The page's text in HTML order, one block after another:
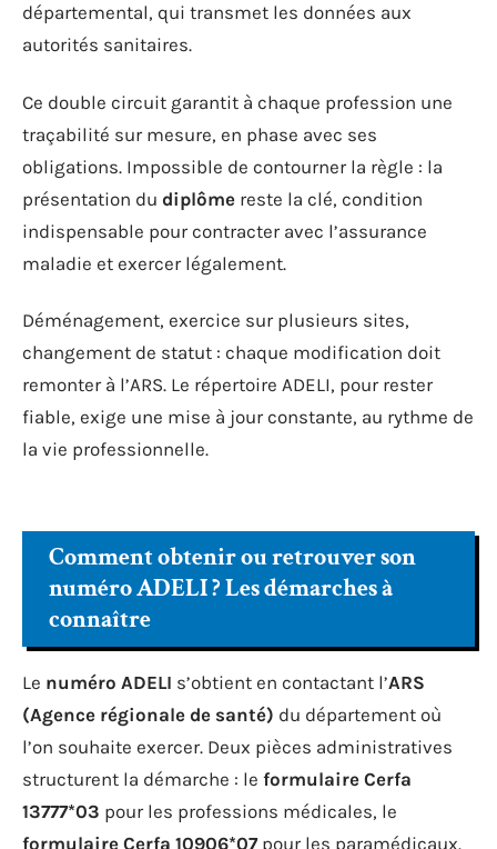
départemental, qui transmet les données aux
autorités sanitaires.
Ce double circuit garantit à chaque profession une
traçabilité sur mesure, en phase avec ses
obligations. Impossible de contourner la règle : la
présentation du diplôme reste la clé, condition
indispensable pour contracter avec l’assurance
maladie et exercer légalement.
Déménagement, exercice sur plusieurs sites,
changement de statut : chaque modification doit
remonter à l’ARS. Le répertoire ADELI, pour rester
fiable, exige une mise à jour constante, au rythme de
la vie professionnelle.
Comment obtenir ou retrouver son
numéro ADELI ? Les démarches à
connaître
Le numéro ADELI s’obtient en contactant l’ARS
(Agence régionale de santé) du département où
l’on souhaite exercer. Deux pièces administratives
structurent la démarche : le formulaire Cerfa
13777*03 pour les professions médicales, le
formulaire Cerfa 10906*07pour les paramédicaux.